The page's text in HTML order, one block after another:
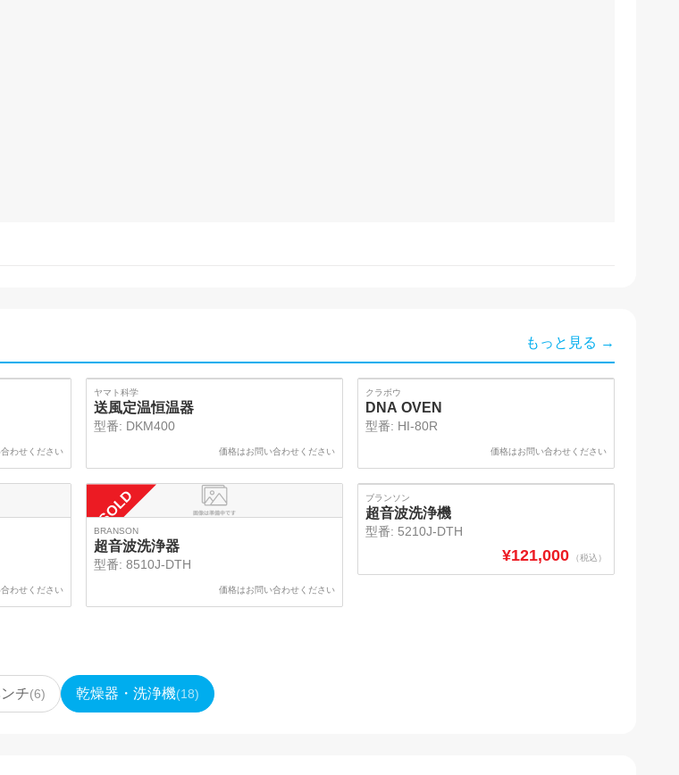
もっと見る →
わせください
SOLD
ヤマト科学
送風定温恒温器
型番: DKM400
価格はお問い合わせください
クラボウ
DNA OVEN
型番: HI-80R
価格はお問い合わせください
わせください
SOLD
BRANSON
超音波洗浄器
型番: 8510J-DTH
価格はお問い合わせください
SOLD
ブランソン
超音波洗浄機
型番: 5210J-DTH
¥121,000 （税込）
チ(6) 乾燥器・洗浄機(18)